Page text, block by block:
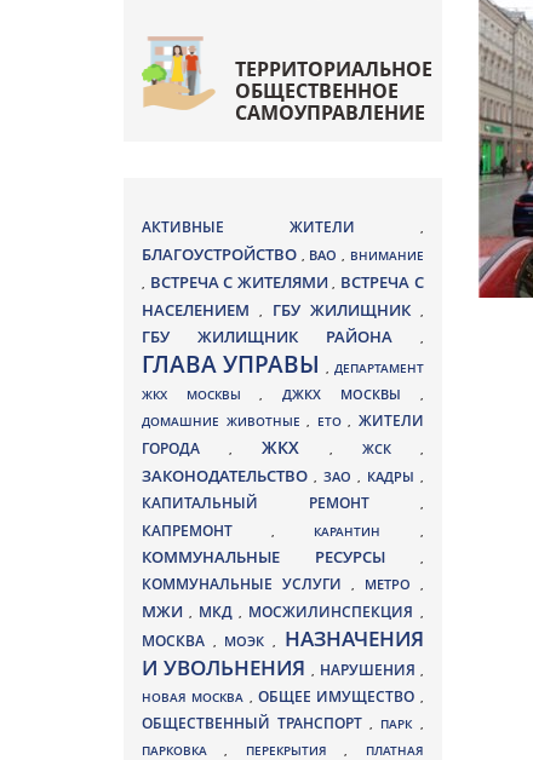
ТЕРРИТОРИАЛЬНОЕ
ОБЩЕСТВЕННОЕ
САМОУПРАВЛЕНИЕ
АКТИВНЫЕ ЖИТЕЛИ ,
БЛАГОУСТРОЙСТВО , ВАО , ВНИМАНИЕ
, ВСТРЕЧА С ЖИТЕЛЯМИ, ВСТРЕЧА С
НАСЕЛЕНИЕМ
, ГБУ ЖИЛИЩНИК ,
ГБУ ЖИЛИЩНИК РАЙОНА ,
ГЛАВА УПРАВЫ, ДЕПАРТАМЕНТ
ЖКХ МОСКВЫ,ДЖКХ МОСКВЫ ,
ДОМАШНИЕ ЖИВОТНЫЕ , ЕТО , ЖИТЕЛИ
ГОРОДА
, ЖКХ , ЖСК ,
ЗАКОНОДАТЕЛЬСТВО , ЗАО , КАДРЫ ,
КАПИТАЛЬНЫЙ РЕМОНТ ,
КАПРЕМОНТ , КАРАНТИН ,
КОММУНАЛЬНЫЕ РЕСУРСЫ ,
КОММУНАЛЬНЫЕ УСЛУГИ , МЕТРО ,
МЖИ, МКД , МОСЖИЛИНСПЕКЦИЯ ,
МОСКВА , МОЭК ,
НАЗНАЧЕНИЯ
И УВОЛЬНЕНИЯ , НАРУШЕНИЯ ,
НОВАЯ МОСКВА , ОБЩЕЕ ИМУЩЕСТВО ,
ОБЩЕСТВЕННЫЙ ТРАНСПОРТ, ПАРК ,
ПАРКОВКА, ПЕРЕКРЫТИЯ,
ПЛАТНАЯ